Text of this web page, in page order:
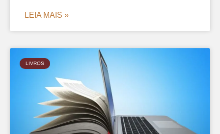
LEIA MAIS »
LIVROS